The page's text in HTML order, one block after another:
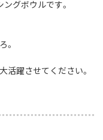
グボウルです。
。
活躍させてください。